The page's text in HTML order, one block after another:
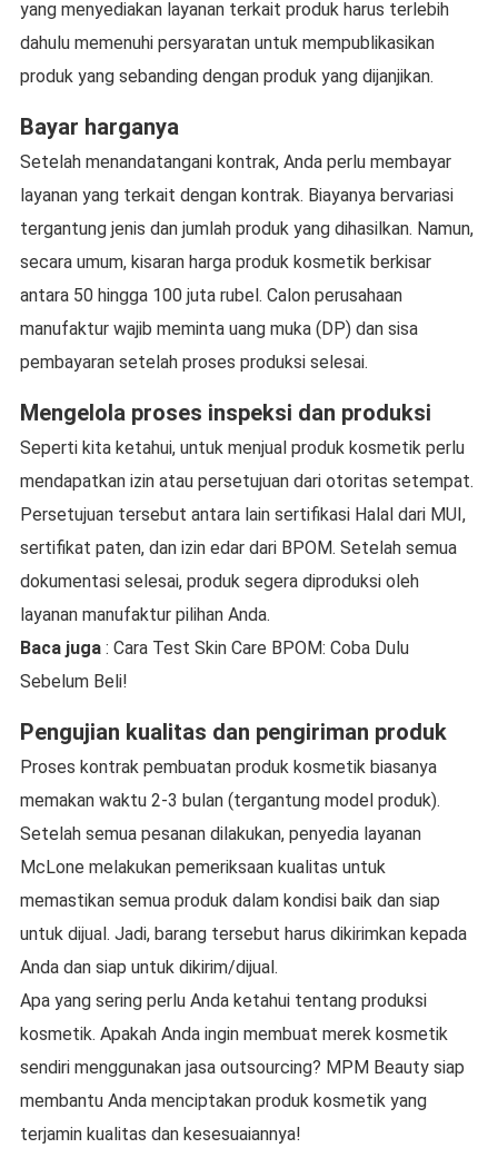
yang menyediakan layanan terkait produk harus terlebih
dahulu memenuhi persyaratan untuk mempublikasikan
produk yang sebanding dengan produk yang dijanjikan.
Bayar harganya
Setelah menandatangani kontrak, Anda perlu membayar
layanan yang terkait dengan kontrak. Biayanya bervariasi
tergantung jenis dan jumlah produk yang dihasilkan. Namun,
secara umum, kisaran harga produk kosmetik berkisar
antara 50 hingga 100 juta rubel. Calon perusahaan
manufaktur wajib meminta uang muka (DP) dan sisa
pembayaran setelah proses produksi selesai.
Mengelola proses inspeksi dan produksi
Seperti kita ketahui, untuk menjual produk kosmetik perlu
mendapatkan izin atau persetujuan dari otoritas setempat.
Persetujuan tersebut antara lain sertifikasi Halal dari MUI,
sertifikat paten, dan izin edar dari BPOM. Setelah semua
dokumentasi selesai, produk segera diproduksi oleh
layanan manufaktur pilihan Anda.
Baca juga: Cara Test Skin Care BPOM: Coba Dulu
Sebelum Beli!
Pengujian kualitas dan pengiriman produk
Proses kontrak pembuatan produk kosmetik biasanya
memakan waktu 2-3 bulan (tergantung model produk).
Setelah semua pesanan dilakukan, penyedia layanan
McLone melakukan pemeriksaan kualitas untuk
memastikan semua produk dalam kondisi baik dan siap
untuk dijual. Jadi, barang tersebut harus dikirimkan kepada
Anda dan siap untuk dikirim/dijual.
Apa yang sering perlu Anda ketahui tentang produksi
kosmetik. Apakah Anda ingin membuat merek kosmetik
sendiri menggunakan jasa outsourcing? MPM Beauty siap
membantu Anda menciptakan produk kosmetik yang
terjamin kualitas dan kesesuaiannya!